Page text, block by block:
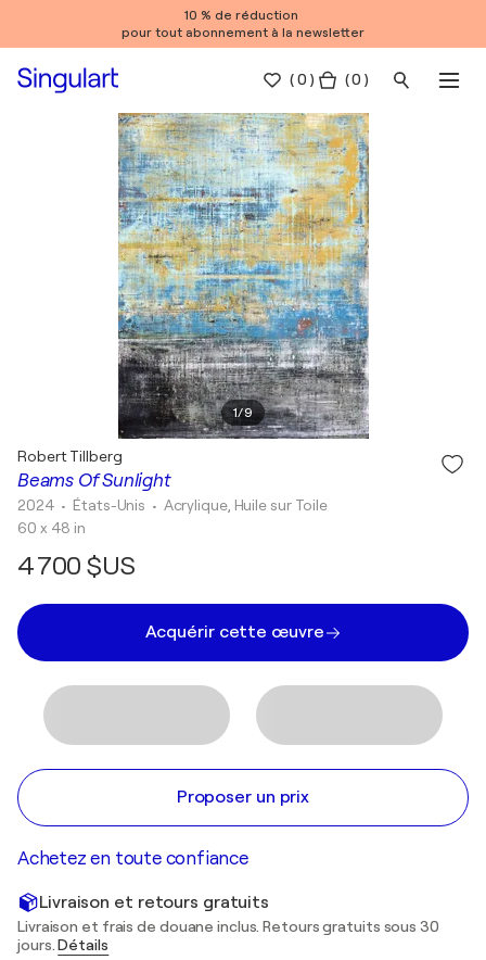
10 % de réduction
pour tout abonnement à la newsletter
(0 ) ( 0 )
1/9
Beams Of Sunlight
Robert Tillberg
2024 • États-Unis • Acrylique, Huile sur Toile
60 x 48 in
4 700 $US
Acquérir cette œuvre
Proposer un prix
Achetez en toute confiance
Livraison et retours gratuits
Livraison et frais de douane inclus. Retours gratuits sous 30
jours.Détails